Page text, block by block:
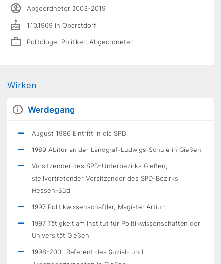
Abgeordneter 2003-2019
1.10.1969 in Oberstdorf
Politologe, Politiker, Abgeordneter
Wirken
Werdegang
August 1986 Eintritt in die SPD
1989 Abitur an der Landgraf-Ludwigs-Schule in Gießen
Vorsitzender des SPD-Unterbezirks Gießen,
stellvertretender Vorsitzender des SPD-Bezirks
Hessen-Süd
1997 Politikwissenschaftler, Magister Artium
1997 Tätigkeit am Institut für Politikwissenschaften der
Universität Gießen
1998-2001 Referent des Sozial- und